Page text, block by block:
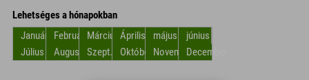
Lehetséges a hónapokban
Január
Február Március Április május
június
Július
AugusztusSzept. Október NovemberDecember